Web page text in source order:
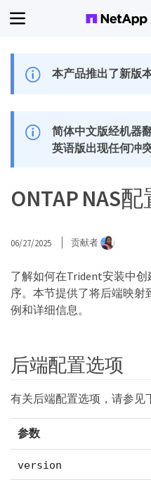
本产品推出了新版本
简体中文版经机器
英语版出现任何冲
ONTAP NAS
06/27/2025 贡献者
了解如何在Trident安装中创
序。本节提供了将后端映射
例和详细信息。
后端配置选项
有关后端配置选项，请参见
参数
version